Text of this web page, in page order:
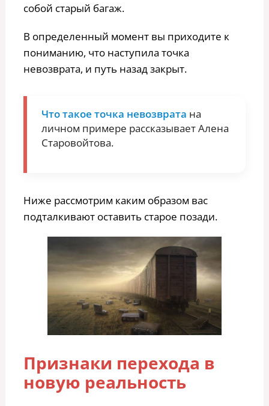
собой старый багаж.
В определенный момент вы приходите к
пониманию, что наступила точка
невозврата, и путь назад закрыт.
Что такое точка невозврата на
личном примере рассказывает Алена
Старовойтова.
Ниже рассмотрим каким образом вас
подталкивают оставить старое позади.
Признаки перехода в
новую реальность